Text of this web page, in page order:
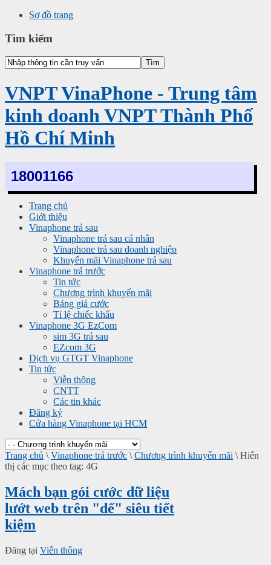
Sơ đồ trang
Tìm kiếm
VNPT VinaPhone - Trung tâm
kinh doanh VNPT Thành Phố
Hồ Chí Minh
18001166
Trang chủ
Giới thiệu
Vinaphone trả sau
Vinaphone trả sau cá nhân
Vinaphone trả sau doanh nghiệp
Khuyến mãi Vinaphone trả sau
Vinaphone trả trước
Tin tức
Chương trình khuyến mãi
Bảng giá cước
Tỉ lệ chiếc khấu
Vinaphone 3G EzCom
sim 3G trả sau
EZcom 3G
Dịch vụ GTGT Vinaphone
Tin tức
Viễn thông
CNTT
Các tin khác
Đăng ký
Cửa hàng Vinaphone tại HCM
Trang chủ \ Vinaphone trả trước \ Chương trình khuyến mãi \ Hiển
thị các mục theo tag: 4G
Mách bạn gói cước dữ liệu
lướt web trên "dế" siêu tiết
kiệm
Đăng tại Viễn thông